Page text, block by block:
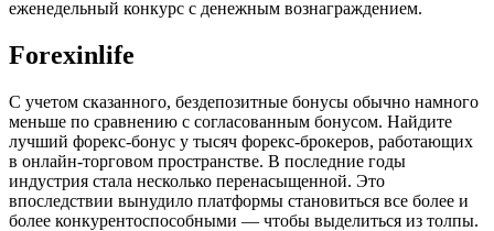
еженедельный конкурс с денежным вознаграждением.
Forexinlife
С учетом сказанного, бездепозитные бонусы обычно намного
меньше по сравнению с согласованным бонусом. Найдите
лучший форекс-бонус у тысяч форекс-брокеров, работающих
в онлайн-торговом пространстве. В последние годы
индустрия стала несколько перенасыщенной. Это
впоследствии вынудило платформы становиться все более и
более конкурентоспособными — чтобы выделиться из толпы.